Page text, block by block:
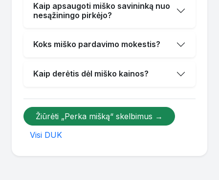
Kaip apsaugoti miško savininką nuo
nesąžiningo pirkėjo?
Koks miško pardavimo mokestis?
Kaip derėtis dėl miško kainos?
Žiūrėti „Perka mišką“ skelbimus →
Visi DUK